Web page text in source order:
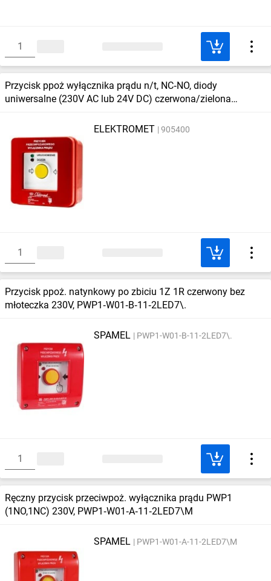
Przycisk ppoż wyłącznika prądu n/t, NC‑NO, diody
uniwersalne (230V AC lub 24V DC) czerwona/zielona
ELEKTROMET
905400
Przycisk ppoż. natynkowy po zbiciu 1Z 1R czerwony bez
młoteczka 230V, PWP1‑W01‑B‑11‑2LED7\.
SPAMEL PWP1-W01-B-11-2LED7\.
Ręczny przycisk przeciwpoż. wyłącznika prądu PWP1
(1NO,1NC) 230V, PWP1‑W01‑A‑11‑2LED7\M
SPAMEL PWP1-W01-A-11-2LED7\M